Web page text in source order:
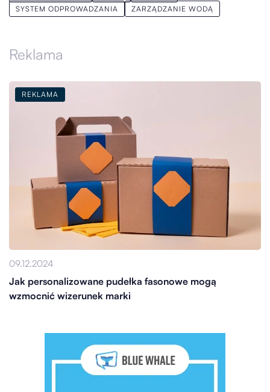
SYSTEM ODPROWADZANIA
ZARZĄDZANIE WODĄ
Reklama
REKLAMA
09.12.2024
Jak personalizowane pudełka fasonowe mogą
wzmocnić wizerunek marki